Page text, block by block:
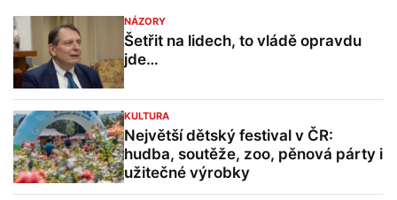
NÁZORY
Šetřit na lidech, to vládě opravdu
jde…
KULTURA
Největší dětský festival v ČR:
hudba, soutěže, zoo, pěnová párty i
užitečné výrobky